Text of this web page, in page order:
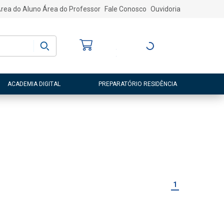
do Aluno Área do Professor Fale Conosco Ouvidoria
Entre ou Cadastre-
ACADEMIA DIGITAL PREPARATÓRIO RESIDÊNCIA
1